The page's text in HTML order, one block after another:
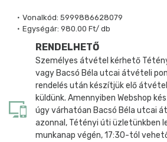
Vonalkód: 5999886628079
Egységár: 980.00 Ft/ db
RENDELHETŐ
Személyes átvétel kérhető
vagy Bacsó Béla utcai átvételi
rendelés után készítjük elő
küldünk. Amennyiben Webshop
úgy várhatóan Bacsó Béla utcai
azonnal, Tétényi úti üzletünkben
munkanap végén, 17:30-tól